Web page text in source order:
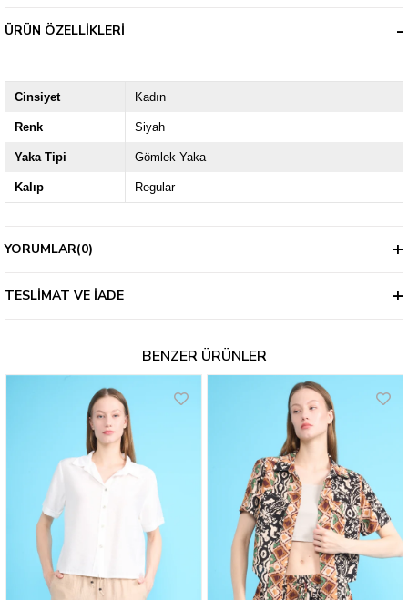
ÜRÜN ÖZELLIKLERI
Cinsiyet Kadın
Renk Siyah
Yaka Tipi Gömlek Yaka
Kalıp Regular
YORUMLAR(0)
TESLIMAT VE İADE
BENZER ÜRÜNLER